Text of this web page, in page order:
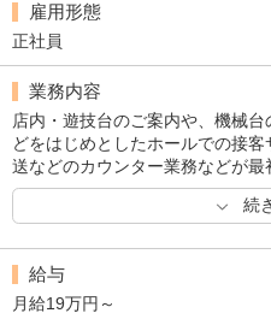
雇用形態
正社員
業務内容
店内・遊技台のご案内や、機械
どをはじめとしたホールでの接
送などのカウンター業務などが
コ・スロットを遊技したことが
ん。ホール内の業務に慣れてき続
給与
月給19万円～